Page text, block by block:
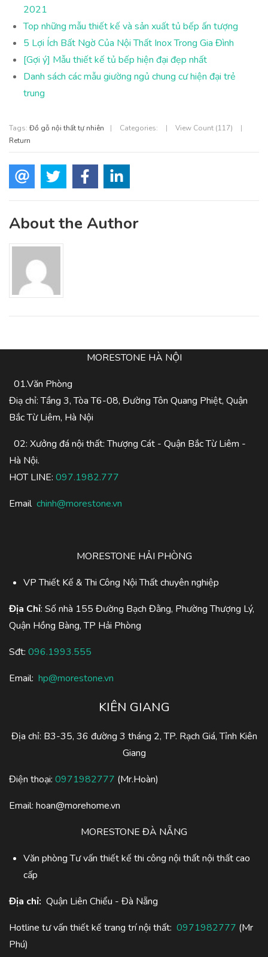
2021
Top những mẫu thiết kế và sản xuất tủ bếp ấn tượng
5 Lợi Ích Bất Ngờ Của Nội Thất Inox Trong Gia Đình
[Gợi ý] Mẫu thiết kế tủ bếp hiện đại đẹp nhất
Danh sách các mẫu giường ngủ chung cư hiện đại trẻ
trung
Tags: Đồ gỗ nội thất tự nhiên | Categories: | View Count (117)
|
Return
About the Author
MORESTONE HÀ NỘI
01.Văn Phòng
Điạ chỉ: Tầng 3, Tòa T6-08, Đường Tôn Quang Phiệt, Quận
Bắc Từ Liêm, Hà Nội
02: Xưởng đá nội thất: Thượng Cát - Quận Bắc Từ Liêm -
Hà Nội.
HOT LINE: 097.1982.777
Email chinh@morestone.vn
MORESTONE HẢI PHÒNG
VP Thiết Kế & Thi Công Nội Thất chuyên nghiệp
Địa Chỉ: Số nhà 155 Đường Bạch Đằng, Phường Thượng Lý,
Quận Hồng Bàng, TP Hải Phòng
Sđt: 096.1993.555
Email: hp@morestone.vn
KIÊN GIANG
Địa chỉ: B3-35, 36 đường 3 tháng 2, TP. Rạch Giá, Tỉnh Kiên
Giang
Điện thoại: 0971982777 (Mr.Hoàn)
Email: hoan@morehome.vn
MORESTONE ĐÀ NẴNG
Văn phòng Tư vấn thiết kế thi công nội thất nội thất cao
cấp
Địa chỉ: Quận Liên Chiểu - Đà Nẵng
Hotline tư vấn thiết kế trang trí nội thất: 0971982777 (Mr
Phú)